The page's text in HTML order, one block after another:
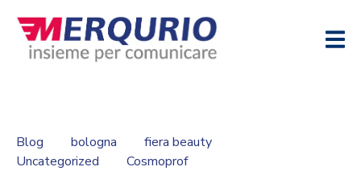
Blog bologna
fiera beauty
Uncategorized
Cosmoprof